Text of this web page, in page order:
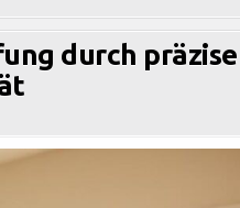
durch